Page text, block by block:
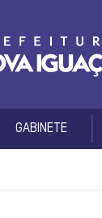
GABINETE